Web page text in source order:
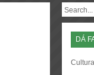
DÁ